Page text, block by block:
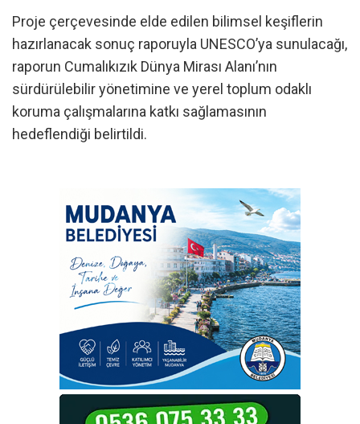
Proje çerçevesinde elde edilen bilimsel keşiflerin
hazırlanacak sonuç raporuyla UNESCO’ya sunulacağı,
raporun Cumalıkızık Dünya Mirası Alanı’nın
sürdürülebilir yönetimine ve yerel toplum odaklı
koruma çalışmalarına katkı sağlamasının
hedeflendiği belirtildi.